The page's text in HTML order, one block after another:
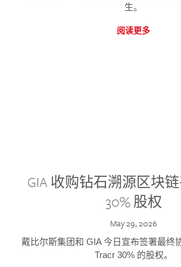
生。
阅读更多
GIA 收购钻石溯源区块
30% 股权
May 29, 2026
戴比尔斯集团和 GIA 今日宣布签署最终
Tracr 30% 的股权。